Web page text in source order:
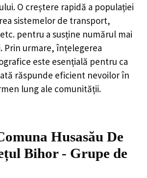
O creștere rapidă a populației
sistemelor de transport,
pentru a susține numărul mai
Prin urmare, înțelegerea
este esențială pentru ca
răspunde eficient nevoilor în
lung ale comunității.
Husasău De
Bihor - Grupe de